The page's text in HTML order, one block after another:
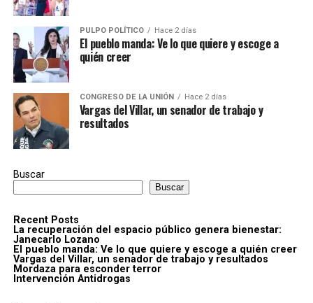
PULPO POLÍTICO Hace 2 días
El pueblo manda: Ve lo que quiere y escoge a
quién creer
CONGRESO DE LA UNIÓN Hace 2 días
Vargas del Villar, un senador de trabajo y
resultados
Buscar
Buscar
Recent Posts
La recuperación del espacio público genera bienestar:
Janecarlo Lozano
El pueblo manda: Ve lo que quiere y escoge a quién creer
Vargas del Villar, un senador de trabajo y resultados
Mordaza para esconder terror
Intervención Antidrogas